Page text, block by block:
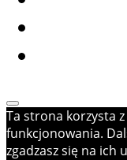
Ta strona korzysta
funkcjonowania.
zgadzasz się na ich